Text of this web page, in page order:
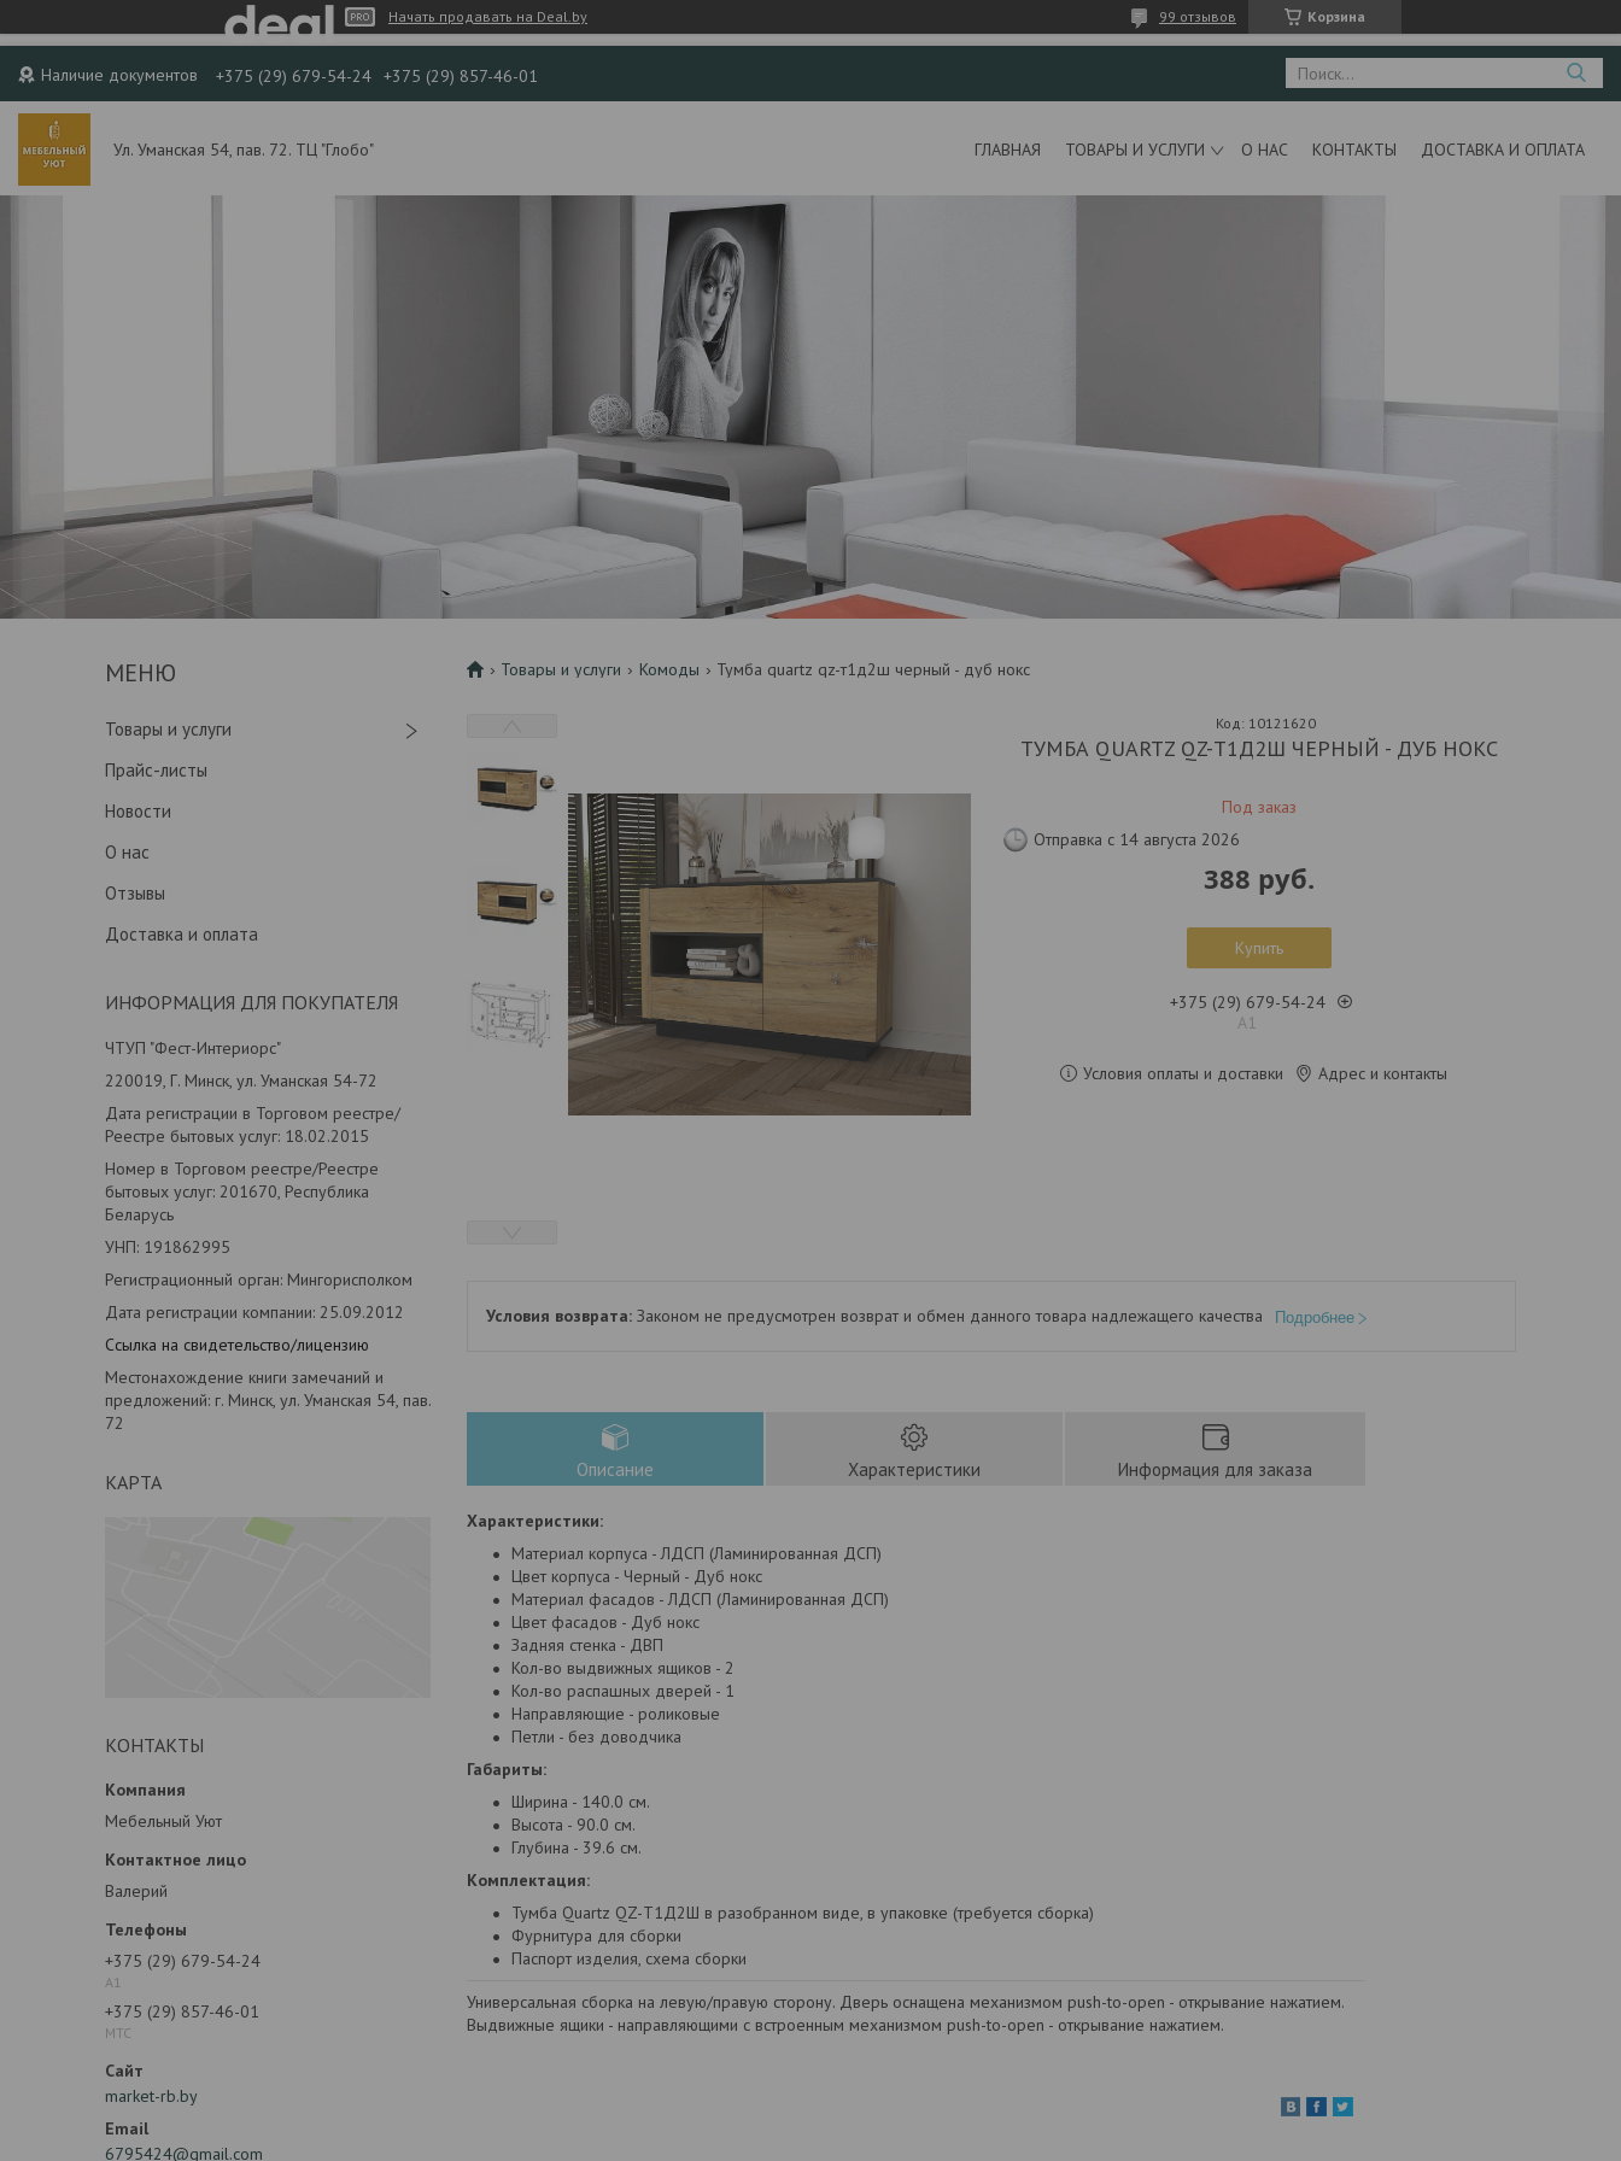
Начать продавать на Deal.by Корзина
99 отзывов
Наличие документов +375 (29) 679-54-24 +375 (29) 857-46-01
Ул. Уманская 54, пав. 72. ТЦ "Глобо" ГЛАВНАЯ ТОВАРЫ И УСЛУГИ О НАС КОНТАКТЫ ДОСТАВКА И ОПЛАТА
Товары и услуги
Прайс-листы
Новости
О нас
Отзывы
Доставка и оплата
ИНФОРМАЦИЯ ДЛЯ ПОКУПАТЕЛЯ
ЧТУП "Фест-Интериорс"
220019, Г. Минск, ул. Уманская 54-72
Дата регистрации в Торговом реестре/
Реестре бытовых услуг: 18.02.2015
Номер в Торговом реестре/Реестре
бытовых услуг: 201670, Республика
Беларусь
УНП: 191862995
Регистрационный орган: Мингорисполком
Дата регистрации компании: 25.09.2012
Ссылка на свидетельство/лицензию
Местонахождение книги замечаний и
предложений: г. Минск, ул. Уманская 54, пав.
72
КАРТА
КОНТАКТЫ
Мебельный Уют
Валерий
+375 (29) 679-54-24
А1
+375 (29) 857-46-01
МТС
market-rb.by
6795424@gmail.com
Товары и услуги Комоды Тумба quartz qz-т1д2ш черный - дуб нокс
ТУМБА QUARTZ QZ-Т1Д2Ш ЧЕРНЫЙ - ДУБ НОКС
Под заказ
Код: 10121620
Отправка с 14 августа 2026
388 руб.
Купить
+375 (29) 679-54-24
А1
Условия оплаты и доставки Адрес и контакты
Законом не предусмотрен возврат и обмен данного товара надлежащего качества Подробнее
Описание Характеристики Информация для заказа
Характеристики:
Материал корпуса - ЛДСП (Ламинированная ДСП)
Цвет корпуса - Черный - Дуб нокс
Материал фасадов - ЛДСП (Ламинированная ДСП)
Цвет фасадов - Дуб нокс
Задняя стенка - ДВП
Кол-во выдвижных ящиков - 2
Кол-во распашных дверей - 1
Направляющие - роликовые
Петли - без доводчика
Габариты:
Ширина - 140.0 см.
Высота - 90.0 см.
Глубина - 39.6 см.
Комплектация:
Тумба Quartz QZ-Т1Д2Ш в разобранном виде, в упаковке (требуется сборка)
Фурнитура для сборки
Паспорт изделия, схема сборки
Универсальная сборка на левую/правую сторону. Дверь оснащена механизмом push-to-open - открывание нажатием.
Выдвижные ящики - направляющими с встроенным механизмом push-to-open - открывание нажатием.